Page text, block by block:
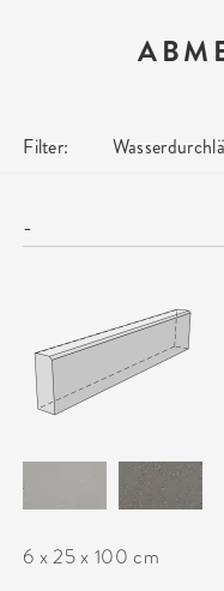
Filter:
-
6 x 25 x 100 cm